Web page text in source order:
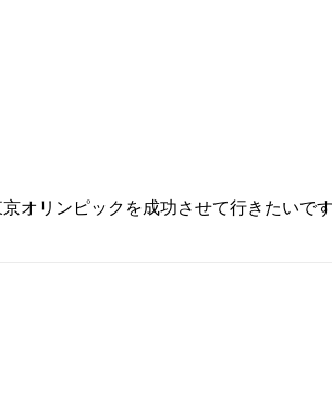
オリンピックを成功させて行きたいで